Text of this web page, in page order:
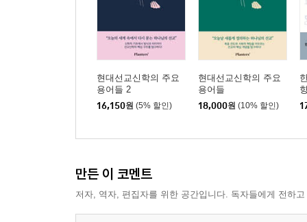
현대선교신학의 주요
용어들 2
16,150원 (5% 할인)
현대선교신학의 주요
용어들
18,000원 (10% 할인)
만든 이 코멘트
저자, 역자, 편집자를 위한 공간입니다. 독자들에게 전하